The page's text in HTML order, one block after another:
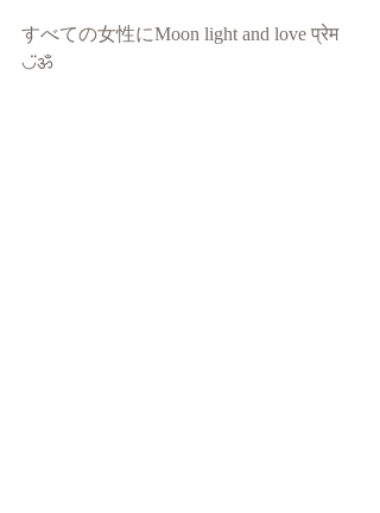
すべての女性にMoon light and love प्रेम
◡̈ॐ